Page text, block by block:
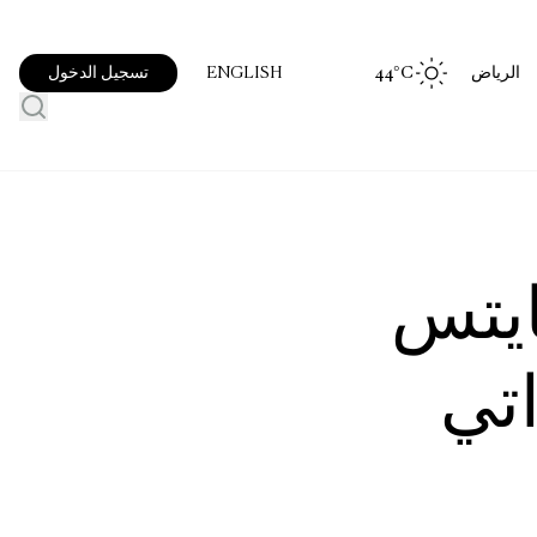
الرياض 44 °C
ENGLISH تسجيل الدخول